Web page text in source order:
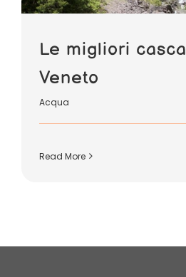
Le migliori
Veneto
Acqua
Read More